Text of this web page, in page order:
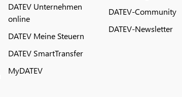
DATEV Unternehmen
online
DATEV Meine Steuern
DATEV SmartTransfer
MyDATEV
DATEV-Community
DATEV-Newsletter